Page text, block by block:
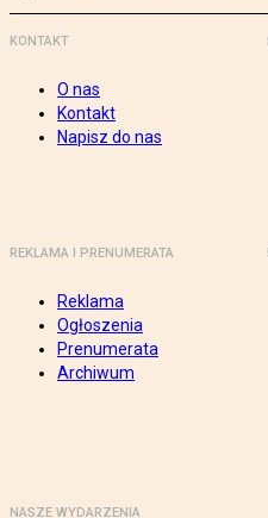
KONTAKT
O nas
Kontakt
Napisz do nas
REKLAMA I PRENUMERATA
Reklama
Ogłoszenia
Prenumerata
Archiwum
NASZE WYDARZENIA